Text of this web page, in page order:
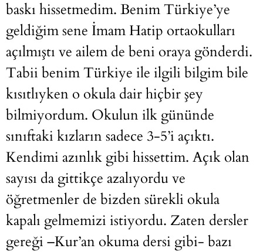
baskı hissetmedim. Benim Türkiye’ye
geldiğim sene İmam Hatip ortaokulları
açılmıştı ve ailem de beni oraya gönderdi.
Tabii benim Türkiye ile ilgili bilgim bile
kısıtlıyken o okula dair hiçbir şey
bilmiyordum. Okulun ilk gününde
sınıftaki kızların sadece 3-5’i açıktı.
Kendimi azınlık gibi hissettim. Açık olan
sayısı da gittikçe azalıyordu ve
öğretmenler de bizden sürekli okula
kapalı gelmemizi istiyordu. Zaten dersler
gereği –Kur’an okuma dersi gibi- bazı